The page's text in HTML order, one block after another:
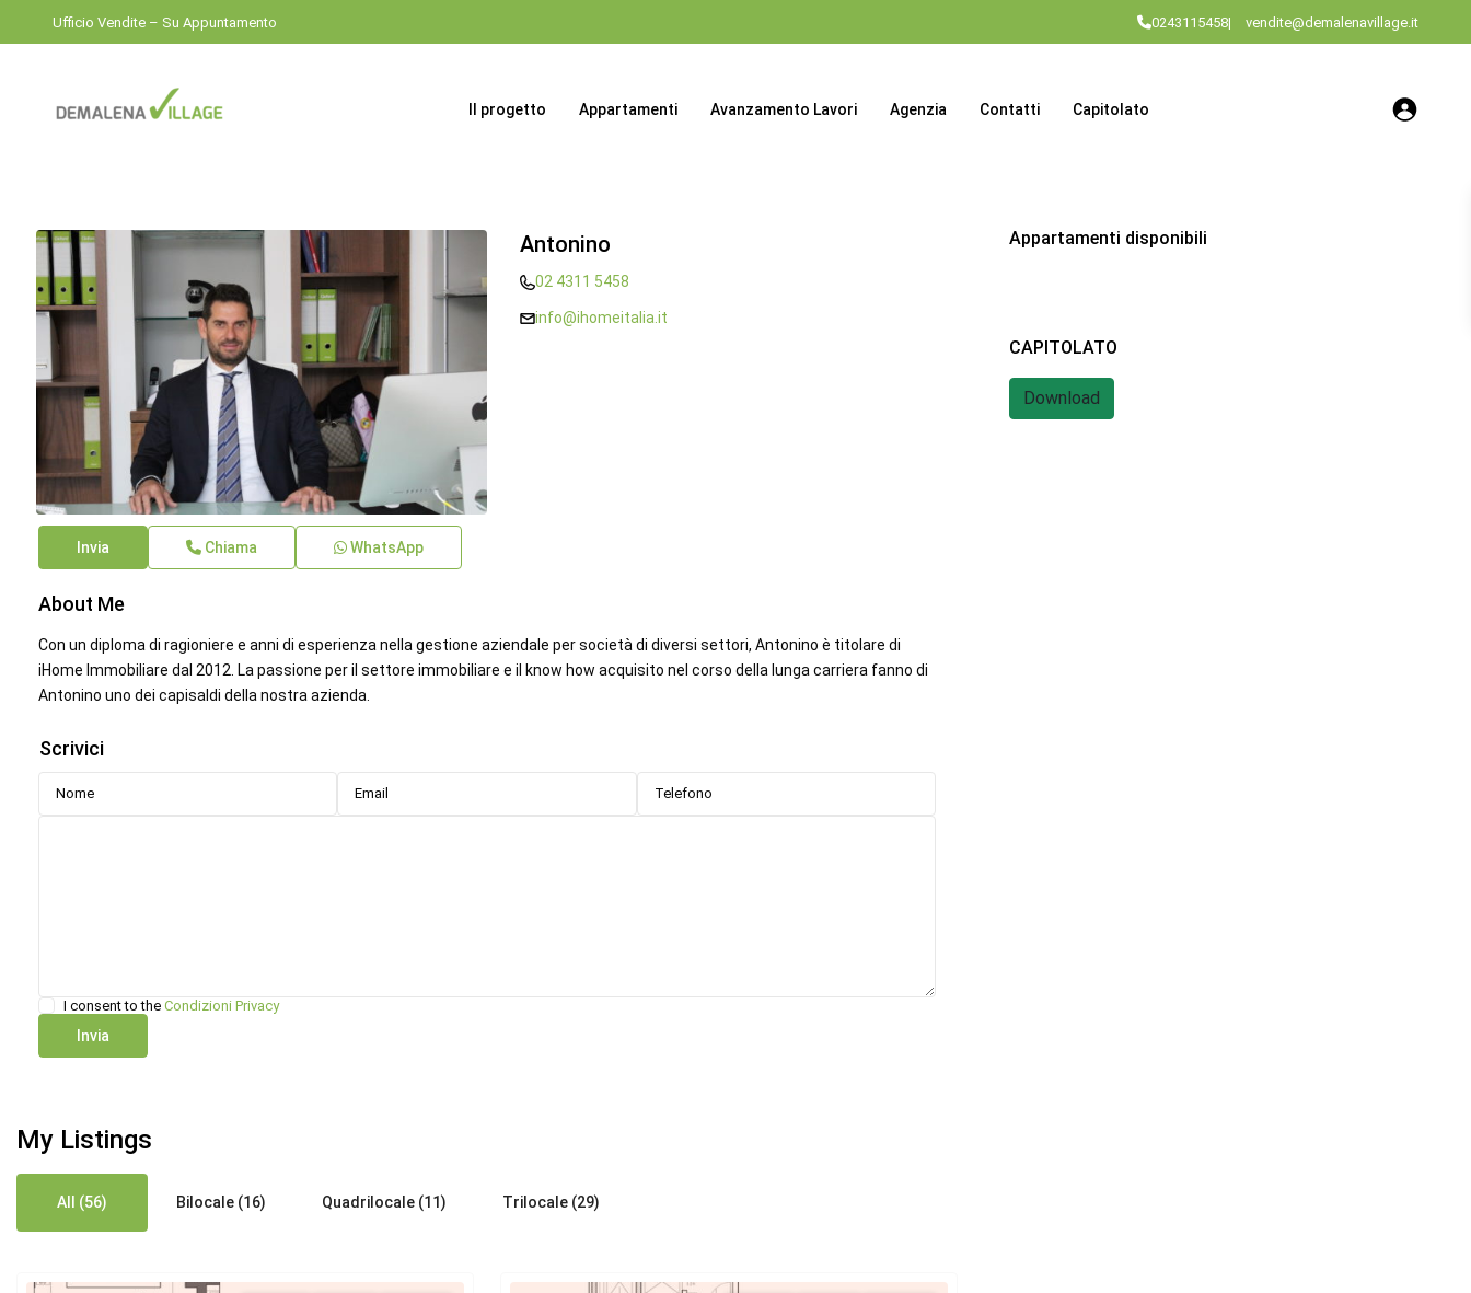
Ufficio Vendite – Su Appuntamento 0243115458| vendite@demalenavillage.it
Il progetto Appartamenti Avanzamento Lavori Agenzia Contatti Capitolato
Antonino
02 4311 5458
info@ihomeitalia.it
Invia Chiama WhatsApp
About Me
Con un diploma di ragioniere e anni di esperienza nella gestione aziendale per società di diversi settori, Antonino è titolare di
iHome Immobiliare dal 2012. La passione per il settore immobiliare e il know how acquisito nel corso della lunga carriera fanno di
Antonino uno dei capisaldi della nostra azienda.
Scrivici
I consent to the Condizioni Privacy
My Listings
All (56) Bilocale (16) Quadrilocale (11) Trilocale (29)
Appartamenti disponibili
CAPITOLATO
Download